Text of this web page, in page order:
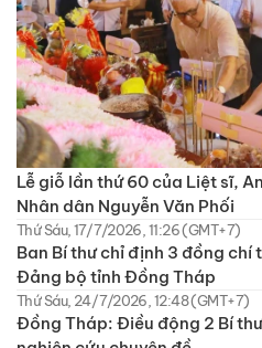
Lễ giỗ lần thứ 60 của Liệt sĩ,
Nhân dân Nguyễn Văn Phối
Thứ Sáu, 17/7/2026, 11:26 (GMT+7)
Ban Bí thư chỉ định 3 đồng chí
Đảng bộ tỉnh Đồng Tháp
Thứ Sáu, 24/7/2026, 12:48 (GMT+7)
Đồng Tháp: Điều động 2 Bí